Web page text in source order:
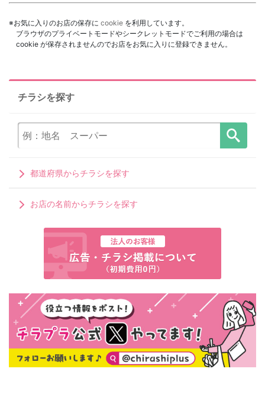
※お気に入りのお店の保存に cookie を利用しています。
ブラウザのプライベートモードやシークレットモードでご利用の場合は
cookie が保存されませんのでお店をお気に入りに登録できません。
チラシを探す
都道府県からチラシを探す
お店の名前からチラシを探す